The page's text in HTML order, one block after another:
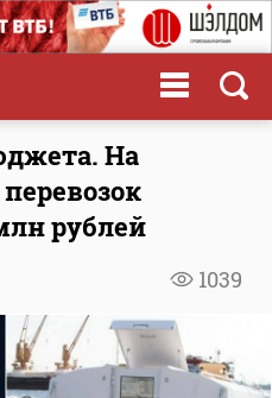
На
рублей
1039